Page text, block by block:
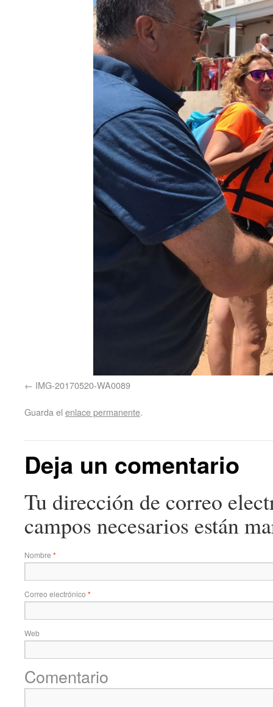
IMG-20170520-WA0089
Guarda el enlace permanente.
Deja un comentario
Tu dirección de correo
campos necesarios están
Nombre *
Correo electrónico *
Web
Comentario